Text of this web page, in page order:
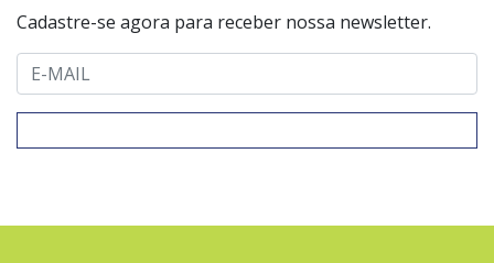
Cadastre-se agora para receber nossa newsletter.